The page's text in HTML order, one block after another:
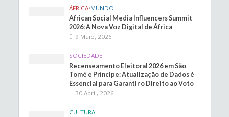
ÁFRICA•MUNDO
African Social Media Influencers Summit
2026: A Nova Voz Digital de África
9 Maio, 2026
SOCIEDADE
Recenseamento Eleitoral 2026 em São
Tomé e Príncipe: Atualização de Dados é
Essencial para Garantir o Direito ao Voto
30 Abril, 2026
CULTURA